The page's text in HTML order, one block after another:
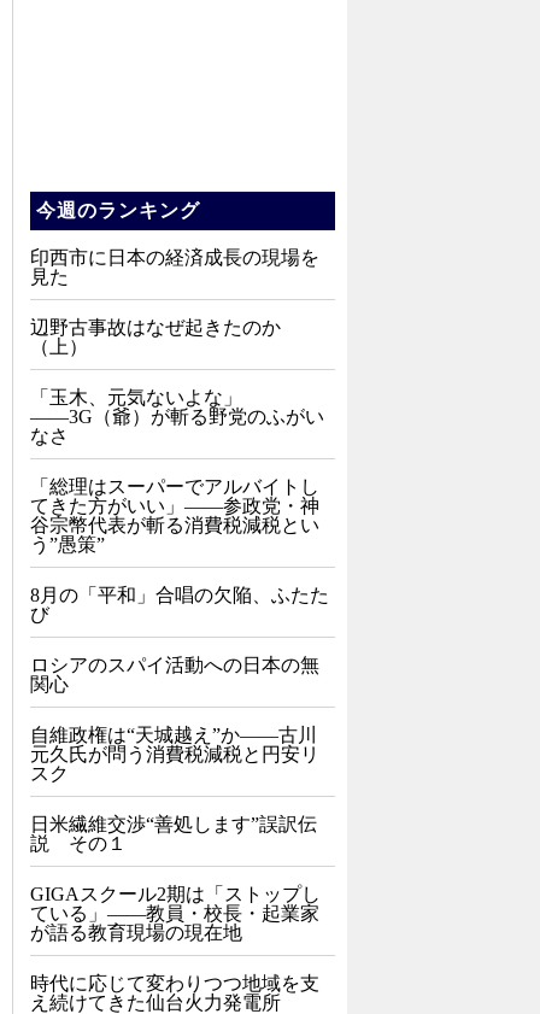
今週のランキング
印西市に日本の経済成長の現場を
見た
辺野古事故はなぜ起きたのか
（上）
「玉木、元気ないよな」
――3G（爺）が斬る野党のふがい
なさ
「総理はスーパーでアルバイトし
てきた方がいい」――参政党・神
谷宗幣代表が斬る消費税減税とい
う”愚策”
8月の「平和」合唱の欠陥、ふたた
び
ロシアのスパイ活動への日本の無
関心
自維政権は“天城越え”か――古川
元久氏が問う消費税減税と円安リ
スク
日米繊維交渉“善処します”誤訳伝
説 その１
GIGAスクール2期は「ストップし
ている」——教員・校長・起業家
が語る教育現場の現在地
時代に応じて変わりつつ地域を支
え続けてきた仙台火力発電所